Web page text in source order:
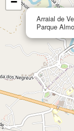
Arraial de
Parque